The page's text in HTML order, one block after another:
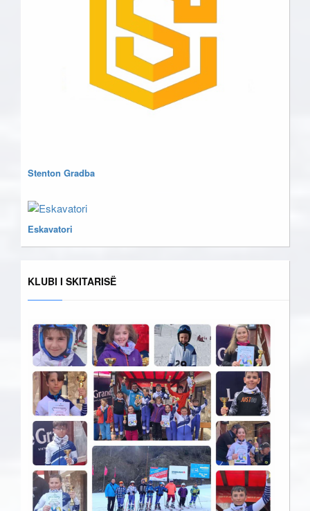
Stenton Gradba
Eskavatori
KLUBI I SKITARISË